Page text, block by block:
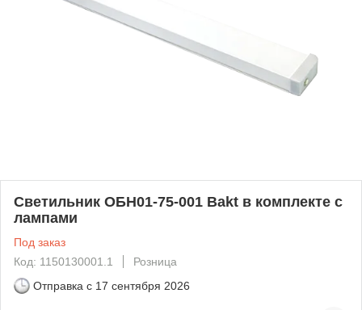
Светильник ОБН01-75-001 Bakt в комплекте с
лампами
Под заказ
Код: 1150130001.1
Розница
Отправка с 17 сентября 2026